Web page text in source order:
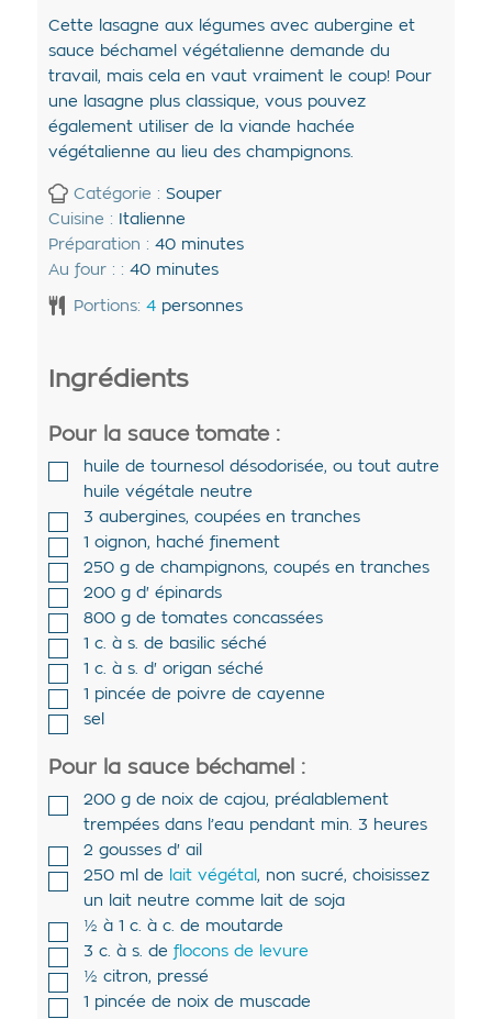
Cette lasagne aux légumes avec aubergine et
sauce béchamel végétalienne demande du
travail, mais cela en vaut vraiment le coup! Pour
une lasagne plus classique, vous pouvez
également utiliser de la viande hachée
végétalienne au lieu des champignons.
Catégorie : Souper
Cuisine :
Italienne
Préparation : 40 minutes
Au four : : 40 minutes
Portions: 4 personnes
Ingrédients
Pour la sauce tomate :
huile de tournesol désodorisée, ou tout autre
huile végétale neutre
3 aubergines, coupées en tranches
1 oignon, haché finement
250 g de champignons, coupés en tranches
200 g d' épinards
800 g de tomates concassées
1 c. à s. de basilic séché
1 c. à s. d' origan séché
1 pincée de poivre de cayenne
sel
Pour la sauce béchamel :
200 g de noix de cajou, préalablement
trempées dans l’eau pendant min. 3 heures
2 gousses d' ail
250 ml de lait végétal , non sucré, choisissez
un lait neutre comme lait de soja
½ à 1 c. à c. de moutarde
3 c. à s. de flocons de levure
½ citron, pressé
1 pincée de noix de muscade